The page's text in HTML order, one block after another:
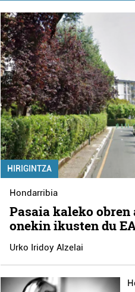
HIRIGINTZA
Hondarribia
Pasaia kaleko obren
onekin ikusten du
Urko Iridoy Alzelai